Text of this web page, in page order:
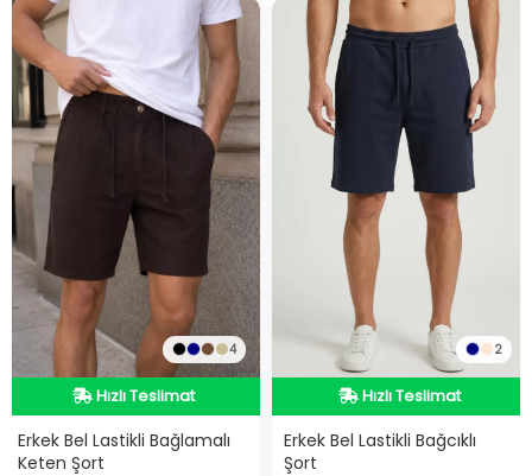
4
Hızlı Teslimat
Hızlı Teslimat
Erkek Bel Lastikli Bağlamalı
Keten Şort
2
Hızlı Teslimat
Hızlı Teslimat
Erkek Bel Lastikli Bağcıklı
Şort